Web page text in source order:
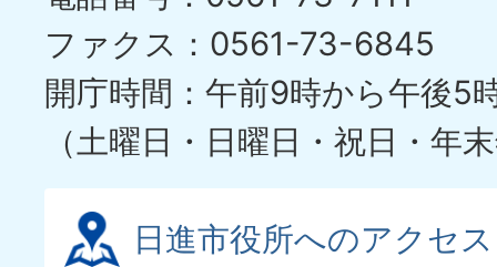
ファクス：0561-73-6845
開庁時間：午前9時から午後5
（土曜日・日曜日・祝日・年
日進市役所へのアクセス